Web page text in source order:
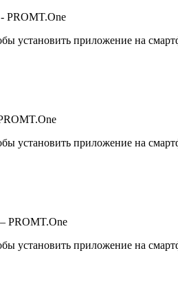
установить приложение на
установить приложение на
установить приложение на